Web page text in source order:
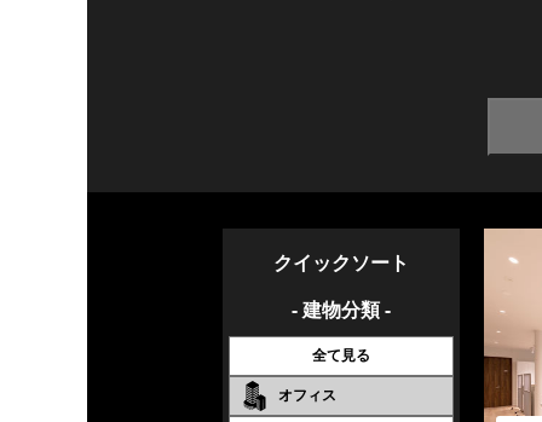
クイックソート
- 建物分類 -
全て見る
オフィス